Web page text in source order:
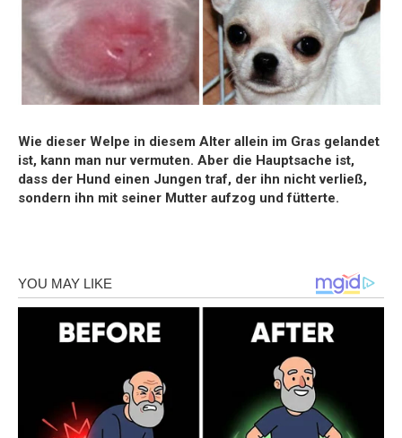
Wie dieser Welpe in diesem Alter allein im Gras gelandet
ist, kann man nur vermuten. Aber die Hauptsache ist,
dass der Hund einen Jungen traf, der ihn nicht verließ,
sondern ihn mit seiner Mutter aufzog und fütterte.